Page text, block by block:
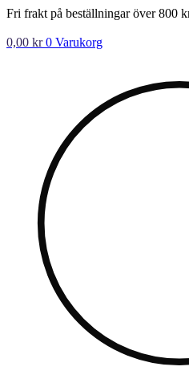
Hoppa
innehåll
Fri frakt på beställningar över 800
0,00 kr 0 Varukorg